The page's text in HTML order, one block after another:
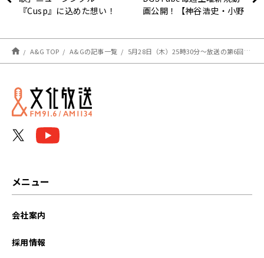
『Cusp』に込めた想い！
画公開！【神谷浩史・小野
Stories〜】
A&G TOP A&Gの記事一覧 5月28日（木）25時30分～放送の第6回は田村睦心さんと千本木彩花さんがパーソナリティを担当！『ラジオ「ヘルモード」～おしゃべり好きのパーソナリティは廃設定のラジオで無双する～』！
メニュー
会社案内
採用情報